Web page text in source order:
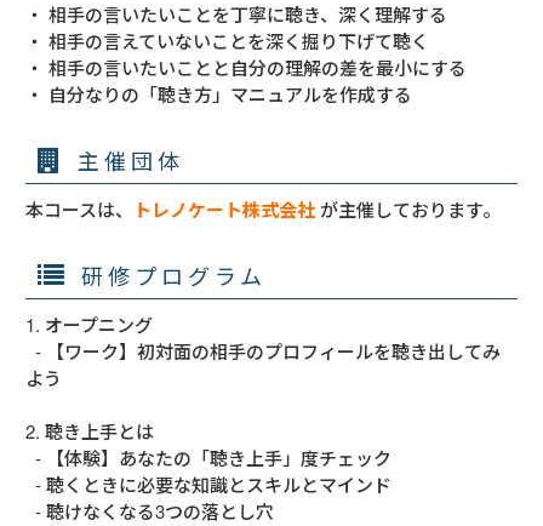
・ 相手の言いたいことを丁寧に聴き、深く理解する
・ 相手の言えていないことを深く掘り下げて聴く
・ 相手の言いたいことと自分の理解の差を最小にする
・ 自分なりの「聴き方」マニュアルを作成する
主催団体
本コースは、 トレノケート株式会社 が主催しております。
研修プログラム
1. オープニング
  - 【ワーク】初対面の相手のプロフィールを聴き出してみ
よう
2. 聴き上手とは
  - 【体験】あなたの「聴き上手」度チェック
  - 聴くときに必要な知識とスキルとマインド
  - 聴けなくなる3つの落とし穴